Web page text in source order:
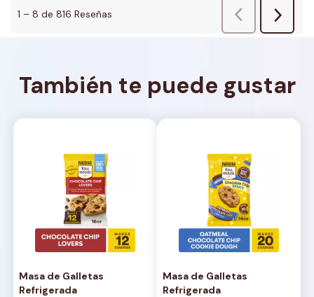
También te puede gustar
Masa de Galletas
Refrigerada
Masa de Galletas
Refrigerada